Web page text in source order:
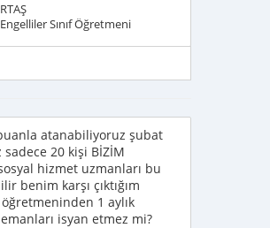
Sınıf Öğretmeni
atanabiliyoruz şubat
20 kişi BİZİM
hizmet uzmanları bu
benim karşı çıktığım
1 aylık
isyan etmez mi?